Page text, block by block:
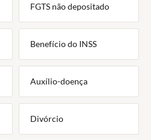
FGTS não depositado
Benefício do INSS
Auxílio-doença
Divórcio